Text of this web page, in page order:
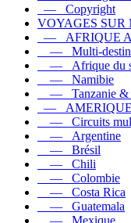
— Copyright
VOYAGES SUR
— AFRIQUE
— Multi-
— Afrique du
— Namibie
— Tanzanie &
— AMERIQUE
— Circuits
— Argentine
— Brésil
— Chili
— Colombie
— Costa Rica
— Guatemala
— Mexique